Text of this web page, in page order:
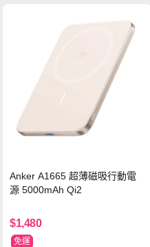
Anker A1665 超薄磁吸行動電
源 5000mAh Qi2
$1,480
免運